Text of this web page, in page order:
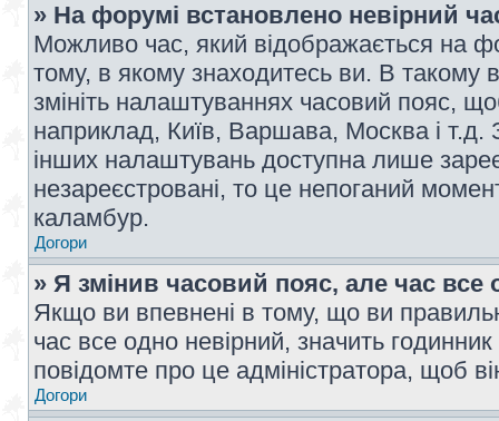
» На форумі встановлено невірний
Можливо час, який відображається на
тому, в якому знаходитесь ви. В такому
змініть налаштуваннях часовий пояс,
наприклад, Київ, Варшава, Москва і т.д.
інших налаштувань доступна лише
незареєстровані, то це непоганий
каламбур.
Догори
» Я змінив часовий пояс, але час все
Якщо ви впевнені в тому, що ви
час все одно невірний, значить
повідомте про це адміністратора, щоб
Догори